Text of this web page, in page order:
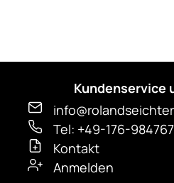
Kundenservice
Tel: +49-176-
Kontakt
Anmelden